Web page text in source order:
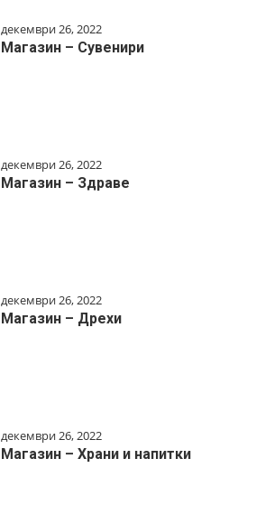
декември 26, 2022
Магазин – Сувенири
декември 26, 2022
Магазин – Здраве
декември 26, 2022
Магазин – Дрехи
декември 26, 2022
Магазин – Храни и напитки